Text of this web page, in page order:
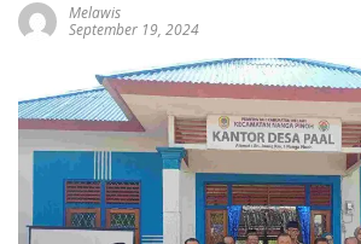
Melawis
September 19, 2024